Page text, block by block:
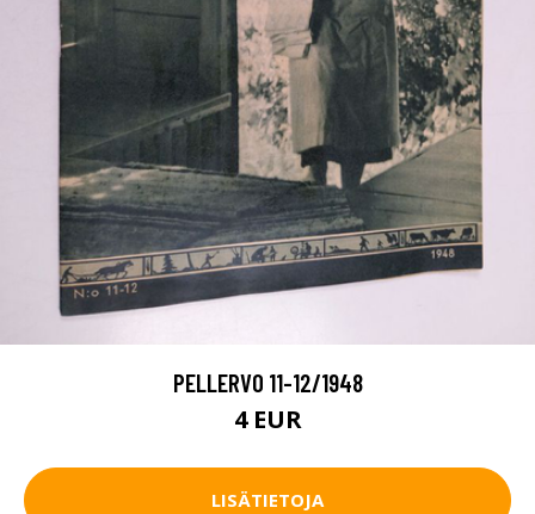
PELLERVO 11-12/1948
4 EUR
LISÄTIETOJA